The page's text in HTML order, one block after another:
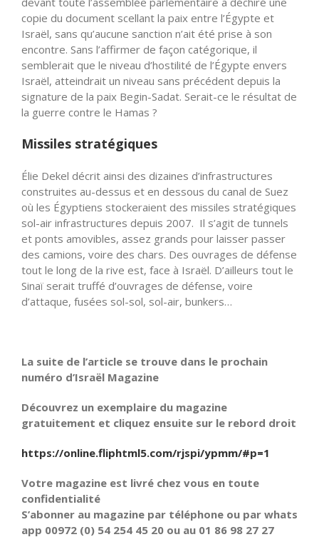
copie du document scellant la paix entre l’Égypte et
Israël, sans qu’aucune sanction n’ait été prise à son
encontre. Sans l’affirmer de façon catégorique, il
semblerait que le niveau d’hostilité de l’Égypte envers
Israël, atteindrait un niveau sans précédent depuis la
signature de la paix Begin-Sadat. Serait-ce le résultat de
la guerre contre le Hamas ?
Missiles stratégiques
Élie Dekel décrit ainsi des dizaines d’infrastructures
construites au-dessus et en dessous du canal de Suez
où les Égyptiens stockeraient des missiles stratégiques
sol-air infrastructures depuis 2007. Il s’agit de tunnels
et ponts amovibles, assez grands pour laisser passer
des camions, voire des chars. Des ouvrages de défense
tout le long de la rive est, face à Israël. D’ailleurs tout le
Sinaï serait truffé d’ouvrages de défense, voire
d’attaque, fusées sol-sol, sol-air, bunkers…
La suite de l’article se trouve dans le prochain
numéro d’Israël Magazine
Découvrez un exemplaire du magazine
gratuitement et cliquez ensuite sur le rebord droit
https://online.fliphtml5.com/rjspi/ypmm/#p=1
Votre magazine est livré chez vous en toute
confidentialité
S’abonner au magazine par téléphone ou par whats
app 00972 (0) 54 254 45 20 ou au 01 86 98 27 27